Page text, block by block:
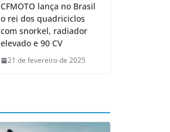
CFMOTO lança no Brasil
o rei dos quadriciclos
com snorkel, radiador
elevado e 90 CV
21 de fevereiro de 2025